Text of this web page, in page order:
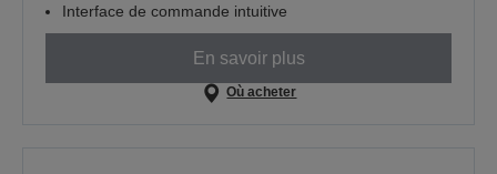
Interface de commande intuitive
En savoir plus
Où acheter